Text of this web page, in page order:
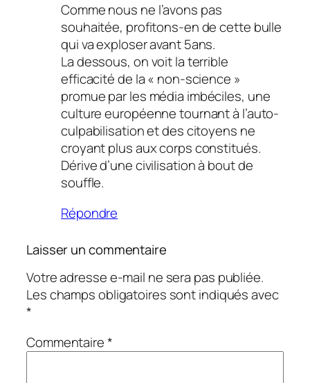
Comme nous ne l’avons pas
souhaitée, profitons-en de cette bulle
qui va exploser avant 5ans.
La dessous, on voit la terrible
efficacité de la « non-science »
promue par les média imbéciles, une
culture européenne tournant à l’auto-
culpabilisation et des citoyens ne
croyant plus aux corps constitués.
Dérive d’une civilisation à bout de
souffle.
Répondre
Laisser un commentaire
Votre adresse e-mail ne sera pas publiée.
Les champs obligatoires sont indiqués avec
*
Commentaire*